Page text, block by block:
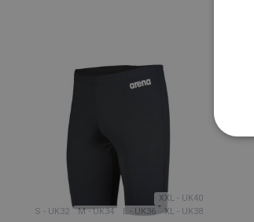
S - UK32 M - UK34 L - UK36 XL - UK38
XXL - UK40